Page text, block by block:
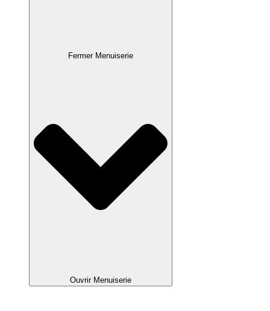
Fermer Menuiserie
Ouvrir Menuiserie